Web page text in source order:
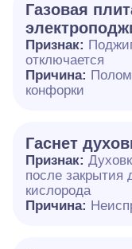
Газовая
Признак:
отключается
Причина:
конфорки
Гаснет
Признак:
после закрытия
кислорода
Причина: